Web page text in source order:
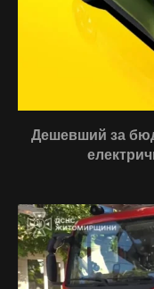
Дешевший за